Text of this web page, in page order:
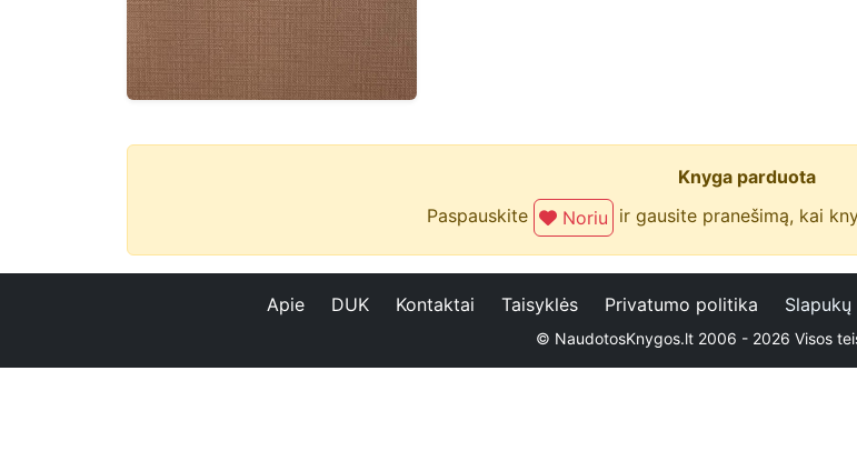
Knyga parduota
Paspauskite
Noriu ir gausite pranešimą, kai
Apie DUK Kontaktai Taisyklės Privatumo politika
© NaudotosKnygos.lt 2006 - 2026 Visos